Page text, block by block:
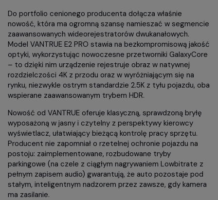
Do portfolio cenionego producenta dołącza właśnie
nowość, która ma ogromną szansę namieszać w segmencie
zaawansowanych wideorejestratorów dwukanałowych.
Model VANTRUE E2 PRO stawia na bezkompromisową jakość
optyki, wykorzystując nowoczesne przetworniki GalaxyCore
– to dzięki nim urządzenie rejestruje obraz w natywnej
rozdzielczości 4K z przodu oraz w wyróżniającym się na
rynku, niezwykle ostrym standardzie 2.5K z tyłu pojazdu, oba
wspierane zaawansowanym trybem HDR.
Nowość od VANTRUE oferuje klasyczną, sprawdzoną bryłę
wyposażoną w jasny i czytelny z perspektywy kierowcy
wyświetlacz, ułatwiający bieżącą kontrolę pracy sprzętu.
Producent nie zapomniał o rzetelnej ochronie pojazdu na
postoju: zaimplementowane, rozbudowane tryby
parkingowe (na czele z ciągłym nagrywaniem Lowbitrate z
pełnym zapisem audio) gwarantują, że auto pozostaje pod
stałym, inteligentnym nadzorem przez zawsze, gdy kamera
ma zasilanie.